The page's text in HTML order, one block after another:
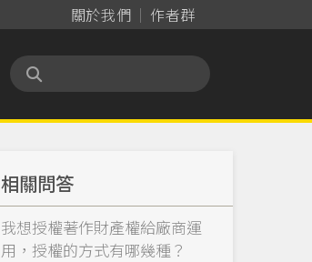
關於我們 作者群
相關問答
我想授權著作財產權給廠商運
用，授權的方式有哪幾種？